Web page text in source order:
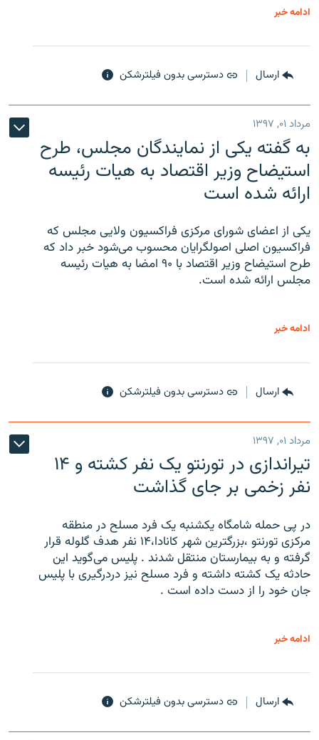
ادامه خبر
ارسال دسترسی بدون فیلترشکن
مرداد ۰۱, ۱۳۹۷
به گفته یکی از نمایندگان مجلس، طرح
استیضاح وزیر اقتصاد به هیات رئیسه
ارائه شده است
یکی از اعضای شورای مرکزی فراکسیون ولایی مجلس که
فراکسیون اصلی اصولگرایان محسوب می‌شود خبر داد که
طرح استیضاح وزیر اقتصاد با ۹۰ امضا به هیات رئیسه
مجلس ارائه شده است.
ادامه خبر
ارسال دسترسی بدون فیلترشکن
مرداد ۰۱, ۱۳۹۷
تیراندازی در تورنتو یک نفر کشته و ۱۴
نفر زخمی بر جای گذاشت
در پی حمله شامگاه یکشنبه یک فرد مسلح در منطقه
مرکزی تورنتو ،‌بزرگترین شهر کانادا،۱۴ نفر هدف گلوله قرار
گرفته و به بیمارستان منتقل شدند . پلیس می‌گوید این
حادثه یک کشته داشته و فرد مسلح نیز دردرگیری با پلیس
جان خود را از دست داده است .
ادامه خبر
ارسال دسترسی بدون فیلترشکن